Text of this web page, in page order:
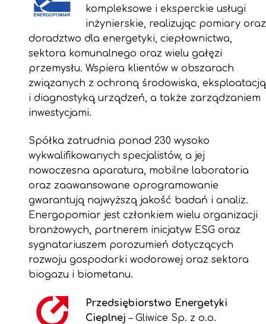
kompleksowe i eksperckie usługi
inżynierskie, realizując pomiary oraz
doradztwo dla energetyki, ciepłownictwa,
sektora komunalnego oraz wielu gałęzi
przemysłu. Wspiera klientów w obszarach
związanych z ochroną środowiska, eksploatacją
i diagnostyką urządzeń, a także zarządzaniem
inwestycjami.
Spółka zatrudnia ponad 230 wysoko
wykwalifikowanych specjalistów, a jej
nowoczesna aparatura, mobilne laboratoria
oraz zaawansowane oprogramowanie
gwarantują najwyższą jakość badań i analiz.
Energopomiar jest członkiem wielu organizacji
branżowych, partnerem inicjatyw ESG oraz
sygnatariuszem porozumień dotyczących
rozwoju gospodarki wodorowej oraz sektora
biogazu i biometanu.
Przedsiębiorstwo Energetyki
Cieplnej – Gliwice Sp. z o.o.